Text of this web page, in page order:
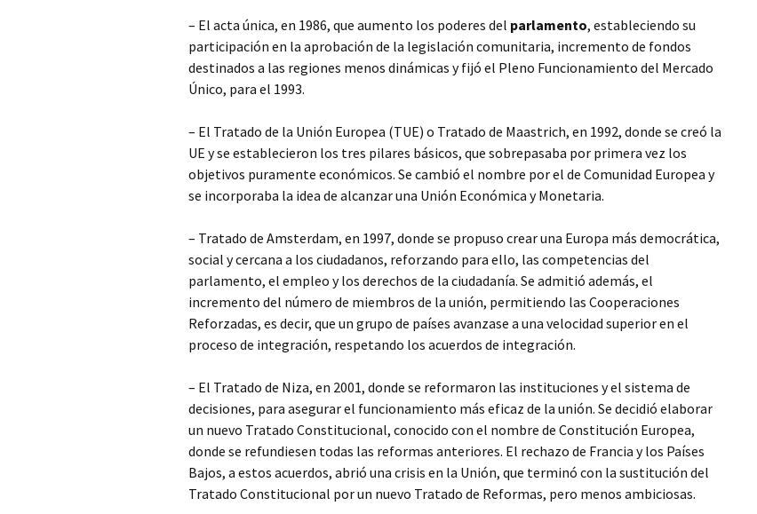
– El acta única, en 1986, que aumento los poderes del parlamento, estableciendo su
participación en la aprobación de la legislación comunitaria, incremento de fondos
destinados a las regiones menos dinámicas y fijó el Pleno Funcionamiento del Mercado
Único, para el 1993.
– El Tratado de la Unión Europea (TUE) o Tratado de Maastrich, en 1992, donde se creó la
UE y se establecieron los tres pilares básicos, que sobrepasaba por primera vez los
objetivos puramente económicos. Se cambió el nombre por el de Comunidad Europea y
se incorporaba la idea de alcanzar una Unión Económica y Monetaria.
– Tratado de Amsterdam, en 1997, donde se propuso crear una Europa más democrática,
social y cercana a los ciudadanos, reforzando para ello, las competencias del
parlamento, el empleo y los derechos de la ciudadanía. Se admitió además, el
incremento del número de miembros de la unión, permitiendo las Cooperaciones
Reforzadas, es decir, que un grupo de países avanzase a una velocidad superior en el
proceso de integración, respetando los acuerdos de integración.
– El Tratado de Niza, en 2001, donde se reformaron las instituciones y el sistema de
decisiones, para asegurar el funcionamiento más eficaz de la unión. Se decidió elaborar
un nuevo Tratado Constitucional, conocido con el nombre de Constitución Europea,
donde se refundiesen todas las reformas anteriores. El rechazo de Francia y los Países
Bajos, a estos acuerdos, abrió una crisis en la Unión, que terminó con la sustitución del
Tratado Constitucional por un nuevo Tratado de Reformas, pero menos ambiciosas.